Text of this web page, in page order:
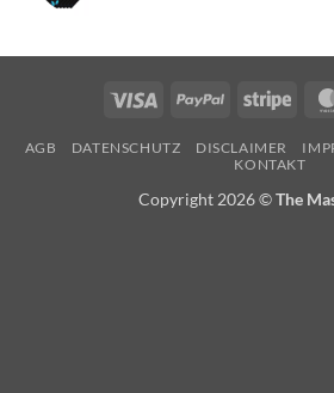
Visa PayPal Stripe
AGB DATENSCHUTZ DISCLAIMER
KONTAKT
Copyright 2026 ©The